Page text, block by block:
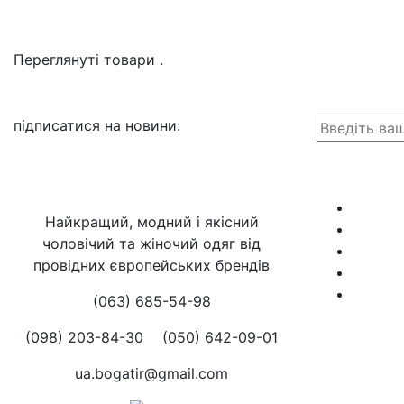
Переглянуті товари .
підписатися на новини:
Найкращий, модний і якісний
чоловічий та жіночий одяг від
провідних європейських брендів
(063) 685-54-98
(098) 203-84-30
(050) 642-09-01
ua.bogatir@gmail.com